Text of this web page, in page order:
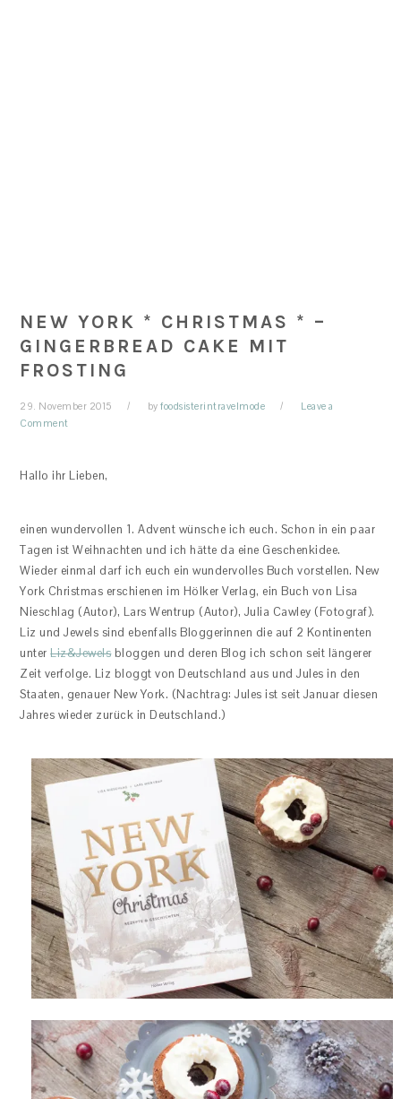
NEW YORK * CHRISTMAS * –
GINGERBREAD CAKE MIT
FROSTING
29. November 2015 byfoodsisterintravelmode
Leave a
Comment
Hallo ihr Lieben,
einen wundervollen 1. Advent wünsche ich euch. Schon in ein paar
Tagen ist Weihnachten und ich hätte da eine Geschenkidee.
Wieder einmal darf ich euch ein wundervolles Buch vorstellen. New
York Christmas erschienen im Hölker Verlag, ein Buch von Lisa
Nieschlag (Autor), Lars Wentrup (Autor), Julia Cawley (Fotograf).
Liz und Jewels sind ebenfalls Bloggerinnen die auf 2 Kontinenten
unterLiz&Jewelsbloggen und deren Blog ich schon seit längerer
Zeit verfolge. Liz bloggt von Deutschland aus und Jules in den
Staaten, genauer New York. (Nachtrag: Jules ist seit Januar diesen
Jahres wieder zurück in Deutschland.)